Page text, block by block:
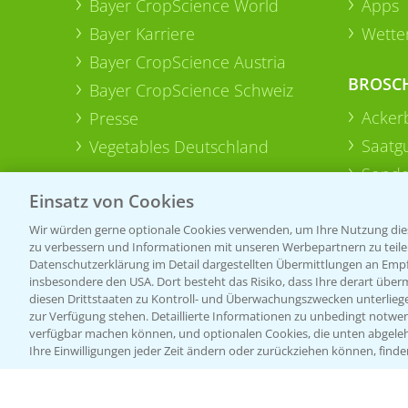
Bayer CropScience World
Bayer Karriere
Bayer CropScience Austria
Bayer CropScience Schweiz
Presse
Vegetables Deutschland
Apps
Einsatz von Cookies
Wir würden gerne optionale Cookies verwenden, um Ihre Nutzung
zu verbessern und Informationen mit unseren Werbepartnern zu
Datenschutzerklärung im Detail dargestellten Übermittlungen an
insbesondere den USA. Dort besteht das Risiko, dass Ihre derart
diesen Drittstaaten zu Kontroll- und Überwachungszwecken
zur Verfügung stehen. Detaillierte Informationen zu unbedingt
verfügbar machen können, und optionalen Cookies, die unten
Ihre Einwilligungen jeder Zeit ändern oder zurückziehen können,